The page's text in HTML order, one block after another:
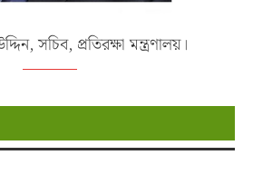
সচিব, প্রতিরক্ষা মন্ত্রণালয়।